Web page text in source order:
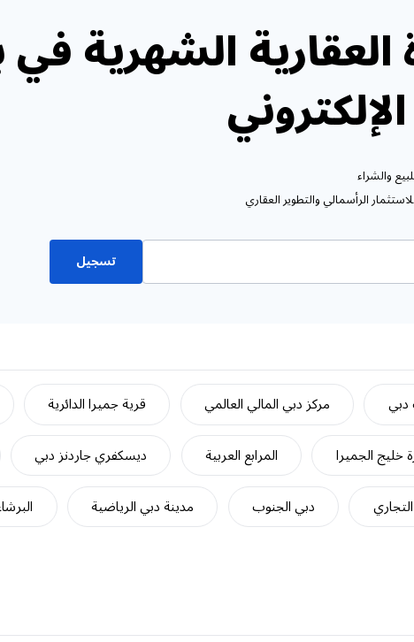
الشهرية
الإلكتروني
والشراء
الرأسمالي والتطوير العقاري
تسجيل
مركز دبي المالي العالمي قرية جميرا الدائرية
خليج الجميرا المرابع العربية ديسكفري جاردنز دبي
دبي الجنوب مدينة دبي الرياضية